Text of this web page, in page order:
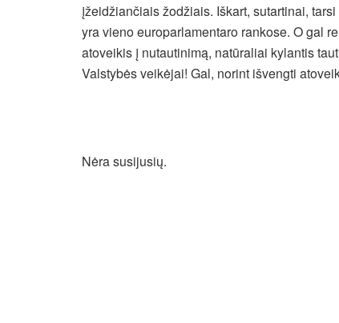
įžeidžiančiais žodžiais. Iškart, sutartinai,
yra vieno europarlamentaro rankose. O gal
atoveikis į nutautinimą, natūraliai kylantis
Valstybės veikėjai! Gal, norint išvengti
Nėra susijusių.